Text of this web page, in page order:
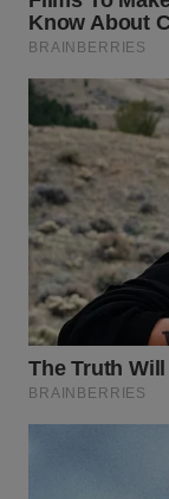
De que
transforma
Este
agente
ideal para
arranhar as
inteligente
perigosos,
umaeconomia